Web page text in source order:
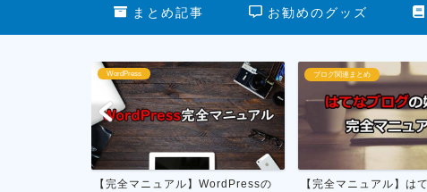
まとめ記事 お勧めのグッズ
マニュアル】WordPressの
ブログ関連まとめ
【完全マニュアル】はてなブログの
ブログ
私がや